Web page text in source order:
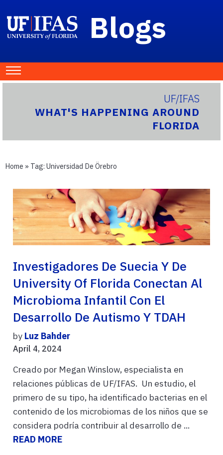
Blogs
UF/IFAS
WHAT'S HAPPENING AROUND
FLORIDA
Home » Tag: Universidad De Örebro
Investigadores De Suecia Y De
University Of Florida Conectan Al
Microbioma Infantil Con El
Desarrollo De Autismo Y TDAH
by Luz Bahder
April 4, 2024
Creado por Megan Winslow, especialista en
relaciones públicas de UF/IFAS. Un estudio, el
primero de su tipo, ha identificado bacterias en el
contenido de los microbiomas de los niños que se
considera podría contribuir al desarrollo de ...
READ MORE